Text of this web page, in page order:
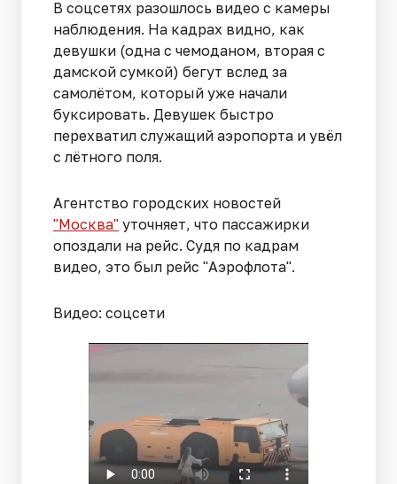
В соцсетях разошлось видео с камеры
наблюдения. На кадрах видно, как
девушки (одна с чемоданом, вторая с
дамской сумкой) бегут вслед за
самолётом, который уже начали
буксировать. Девушек быстро
перехватил служащий аэропорта и увёл
с лётного поля.
Агентство городских новостей
"Москва" уточняет, что пассажирки
опоздали на рейс. Судя по кадрам
видео, это был рейс "Аэрофлота".
Видео: соцсети